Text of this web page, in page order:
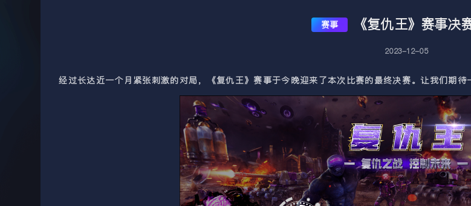
赛事 《复仇王》赛事决
2023-12-05
经过长达近一个月紧张刺激的对局，《复仇王》赛事于今晚迎来了本次比赛的最终决赛。让我们期待